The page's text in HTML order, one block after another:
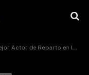
la 16ª edición del LABRFF de Los Ángeles